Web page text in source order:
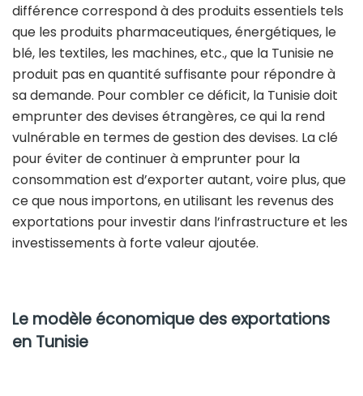
différence correspond à des produits essentiels tels
que les produits pharmaceutiques, énergétiques, le
blé, les textiles, les machines, etc., que la Tunisie ne
produit pas en quantité suffisante pour répondre à
sa demande. Pour combler ce déficit, la Tunisie doit
emprunter des devises étrangères, ce qui la rend
vulnérable en termes de gestion des devises. La clé
pour éviter de continuer à emprunter pour la
consommation est d’exporter autant, voire plus, que
ce que nous importons, en utilisant les revenus des
exportations pour investir dans l’infrastructure et les
investissements à forte valeur ajoutée.
Le modèle économique des exportations
en Tunisie